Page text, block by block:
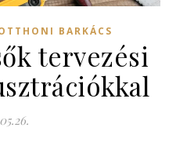
BARKÁCS
tervezési